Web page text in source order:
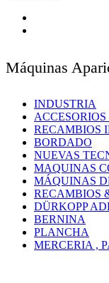
Máquinas
INDUSTRIA
RECAMBIOS
BORDADO
NUEVAS
MAQUINAS
MÁQUINAS
RECAMBIOS
DÜRKOPP
BERNINA
PLANCHA
MERCERIA ,